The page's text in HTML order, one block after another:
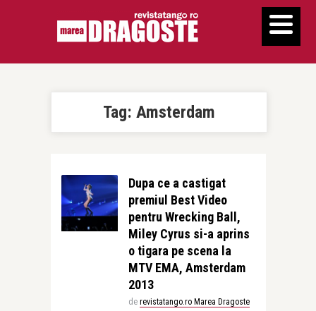
Tag: Amsterdam
Dupa ce a castigat
premiul Best Video
pentru Wrecking Ball,
Miley Cyrus si-a aprins
o tigara pe scena la
MTV EMA, Amsterdam
2013
de revistatango.ro Marea Dragoste